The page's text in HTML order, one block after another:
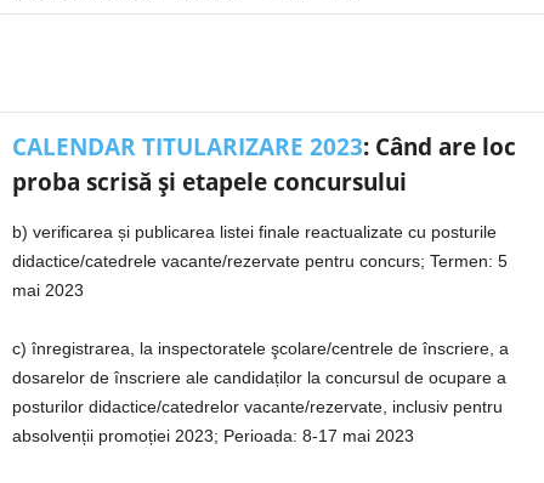
CALENDAR TITULARIZARE 2023: Când are loc
proba scrisă și etapele concursului
b) verificarea și publicarea listei finale reactualizate cu posturile
didactice/catedrele vacante/rezervate pentru concurs; Termen: 5
mai 2023
c) înregistrarea, la inspectoratele şcolare/centrele de înscriere, a
dosarelor de înscriere ale candidaților la concursul de ocupare a
posturilor didactice/catedrelor vacante/rezervate, inclusiv pentru
absolvenții promoției 2023; Perioada: 8-17 mai 2023